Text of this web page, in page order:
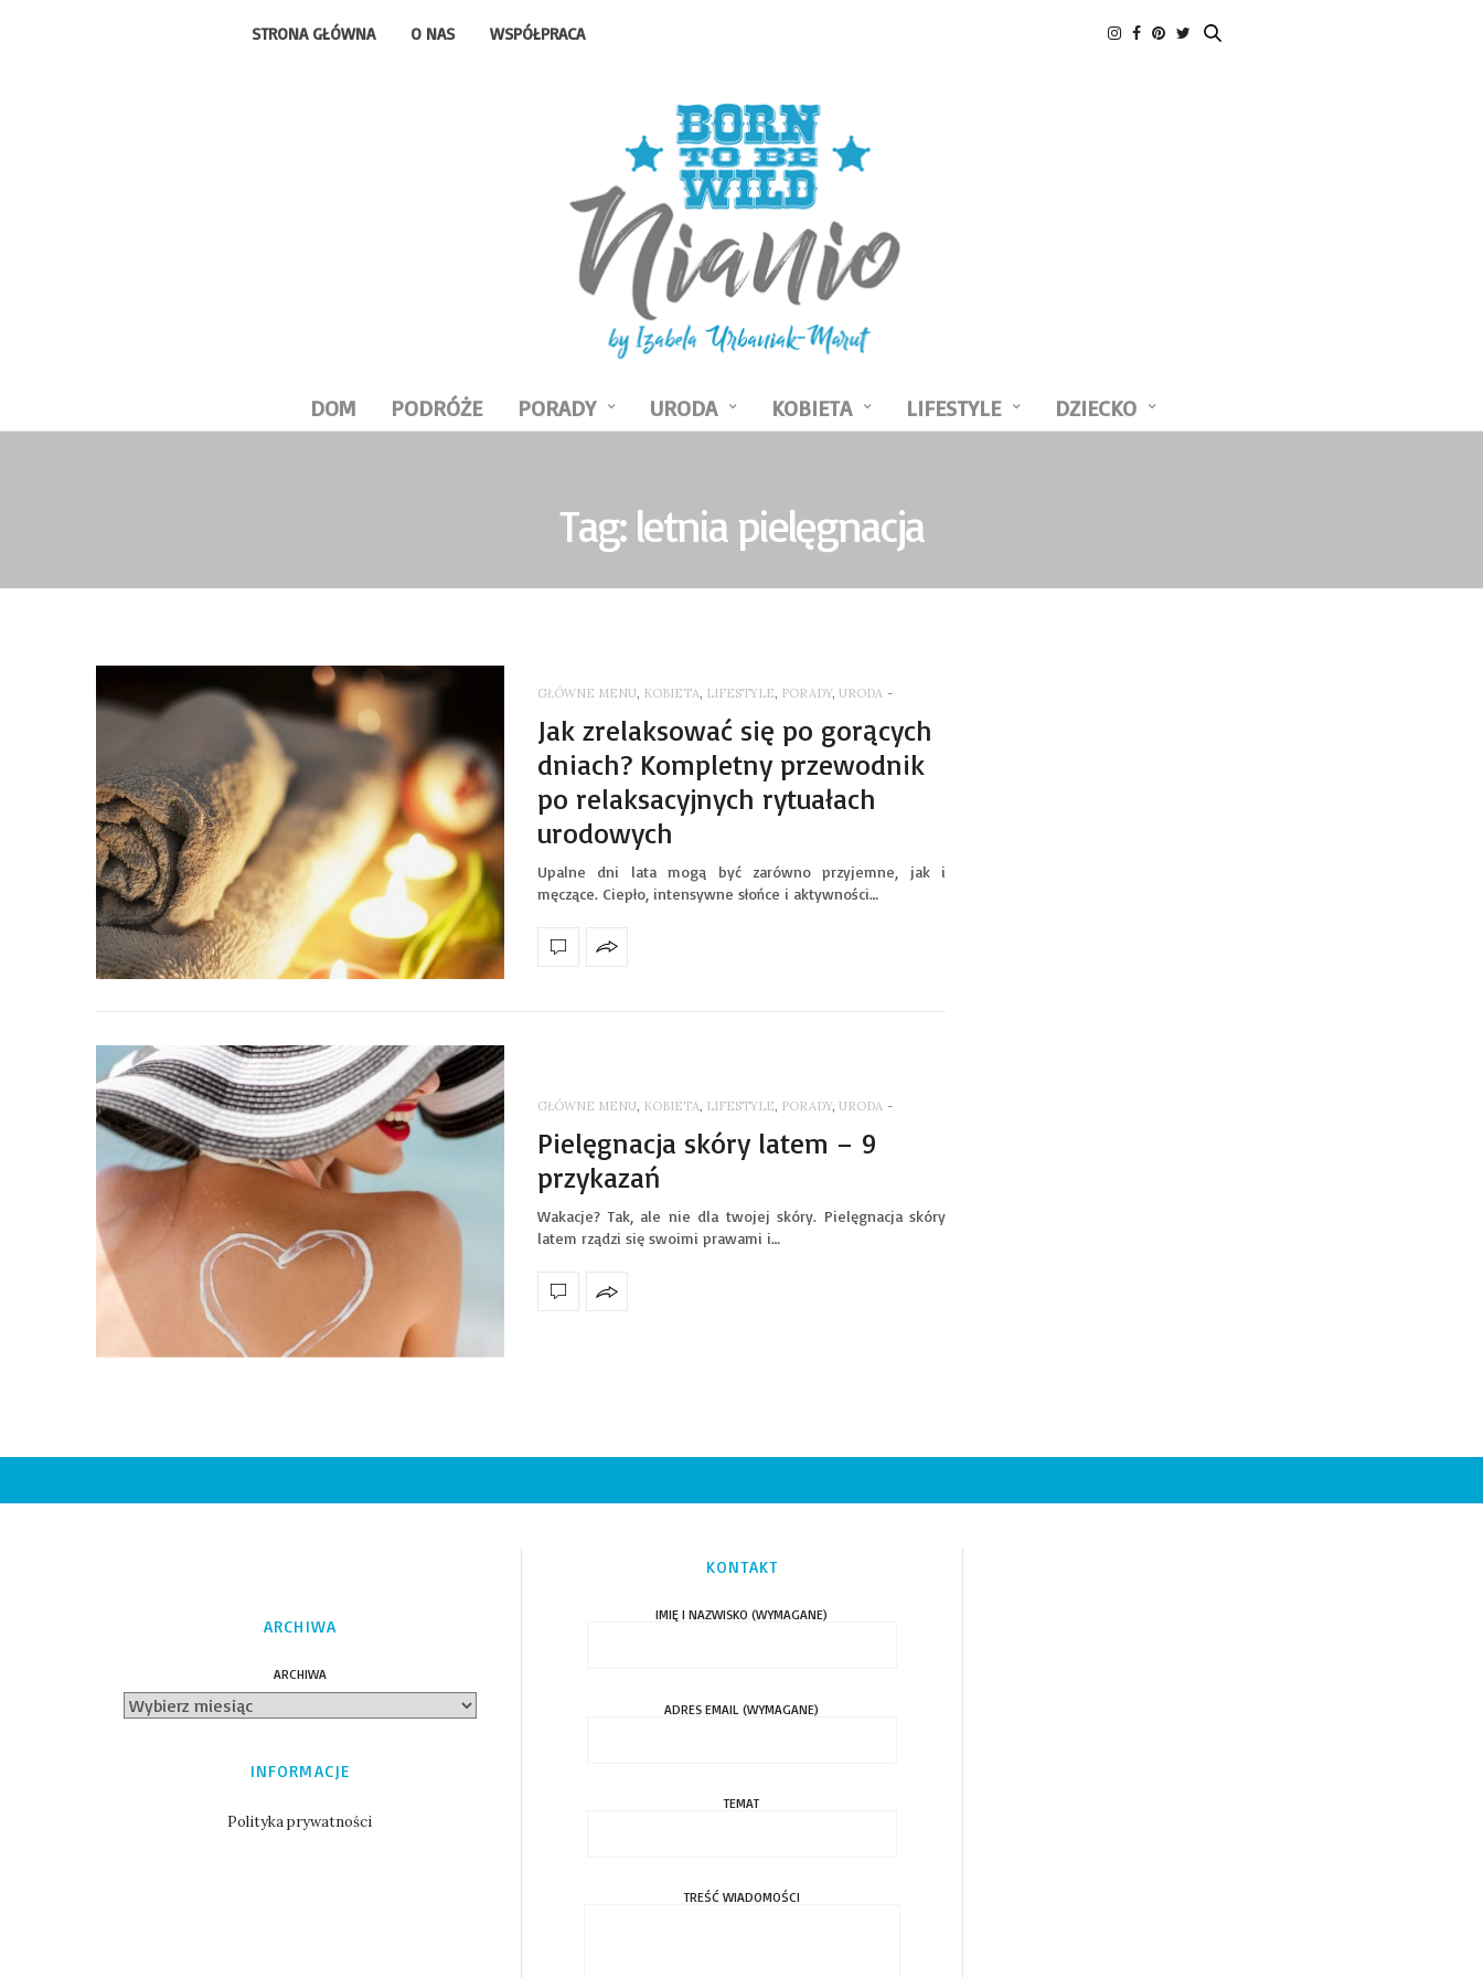
STRONA GŁÓWNA O NAS WSPÓŁPRACA
DOM PODRÓŻE PORADY URODA KOBIETA LIFESTYLE DZIECKO
Tag: letnia pielęgnacja
GŁÓWNE MENU, KOBIETA, LIFESTYLE, PORADY, URODA -
Jak zrelaksować się po gorących
dniach? Kompletny przewodnik
po relaksacyjnych rytuałach
urodowych
Upalne dni lata mogą być zarówno przyjemne, jak i
męczące. Ciepło, intensywne słońce i aktywności…
GŁÓWNE MENU, KOBIETA, LIFESTYLE, PORADY, URODA -
Pielęgnacja skóry latem – 9
przykazań
Wakacje? Tak, ale nie dla twojej skóry. Pielęgnacja skóry
latem rządzi się swoimi prawami i…
ARCHIWA
ARCHIWA
INFORMACJE
Polityka prywatności
KONTAKT
IMIĘ I NAZWISKO (WYMAGANE)
ADRES EMAIL (WYMAGANE)
TEMAT
TREŚĆ WIADOMOŚCI